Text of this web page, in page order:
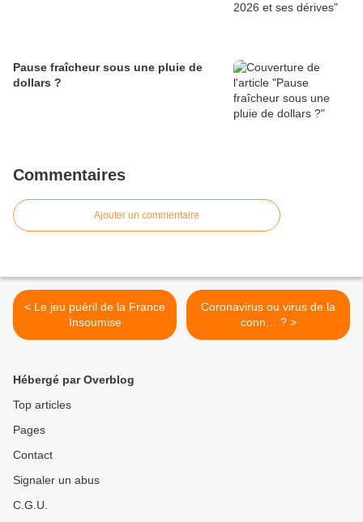
Pause fraîcheur sous une pluie de
dollars ?
Commentaires
Ajouter un commentaire
< Le jeu puéril de la France
Insoumise
Coronavirus ou virus de la
conn… ? >
Hébergé par Overblog
Top articles
Pages
Contact
Signaler un abus
C.G.U.